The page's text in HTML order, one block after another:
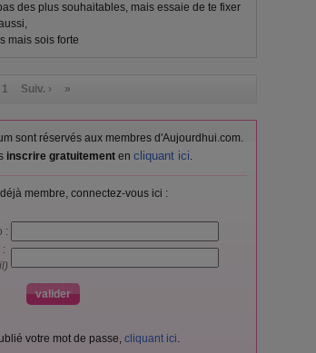
des plus souhaitables, mais essaie de te fixer
mais sois forte
1 Suiv. › »
sont réservés aux membres d'Aujourdhui.com.
inscrire gratuitementen cliquant ici.
membre, connectez-vous ici :
:
votre mot de passe, cliquant ici.